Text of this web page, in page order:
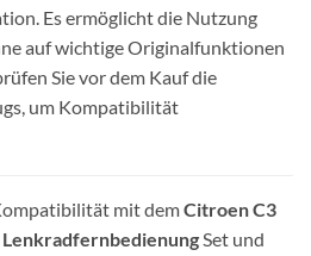
Es ermöglicht die Nutzung
auf wichtige Originalfunktionen
Sie vor dem Kauf die
um Kompatibilität
mit demCitroen C3
LenkradfernbedienungSet und